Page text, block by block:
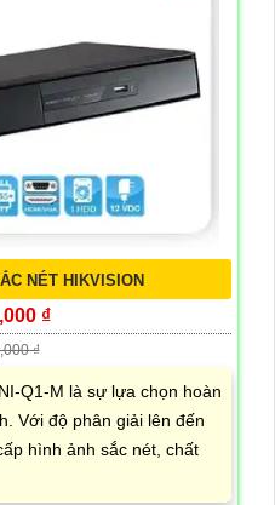
NÉT HIKVISION
₫
₫
Q1-M là sự lựa chọn hoàn
Với độ phân giải lên đến
hình ảnh sắc nét, chất